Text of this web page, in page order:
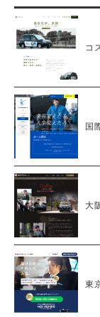
コ
国
大
東